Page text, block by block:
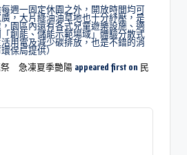
週一固定休園之外，開放時間均可
，大片綠油油草地也十分紓壓，是
園區內還有各式兒童遊樂設施、適
創能、儲能示範場域」體驗分散式
用電及減少碳排放，也是不錯的消
保局提供）
祭 急凍夏季艷陽 appeared first on 民